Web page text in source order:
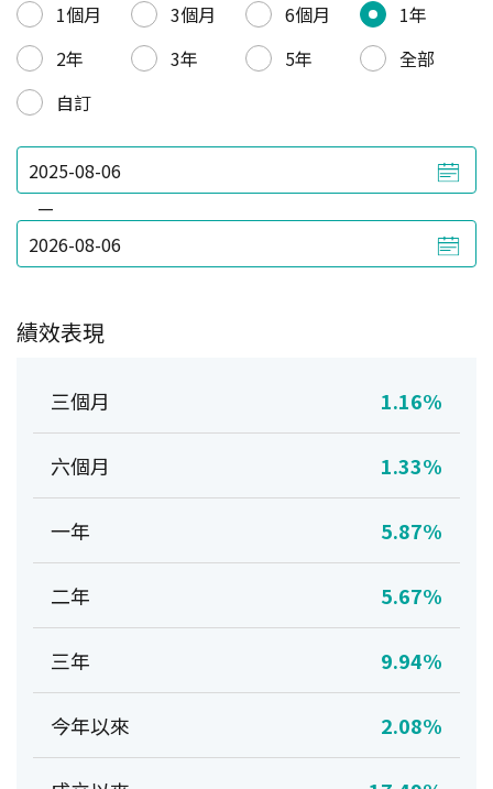
1個月
3個月 6個月
1年
2年
3年 5年
全部
自訂
—
績效表現
三個月 1.16%
六個月 1.33%
一年 5.87%
二年 5.67%
三年 9.94%
今年以來 2.08%